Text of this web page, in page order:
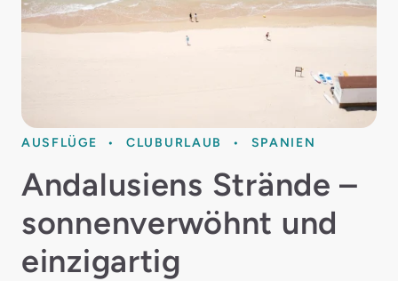
AUSFLÜGE CLUBURLAUB SPANIEN
Andalusiens Strände –
sonnenverwöhnt und
einzigartig